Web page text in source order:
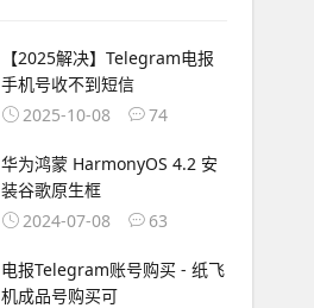
【2025解决】Telegram电报
手机号收不到短信
2025-10-08
74
华为鸿蒙 HarmonyOS 4.2 安
装谷歌原生框
2024-07-08
63
电报Telegram账号购买 - 纸飞
机成品号购买可